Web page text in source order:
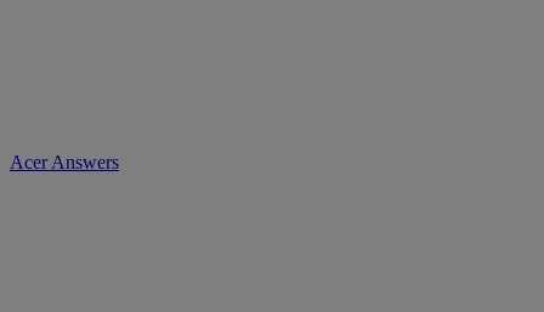
Acer Answers